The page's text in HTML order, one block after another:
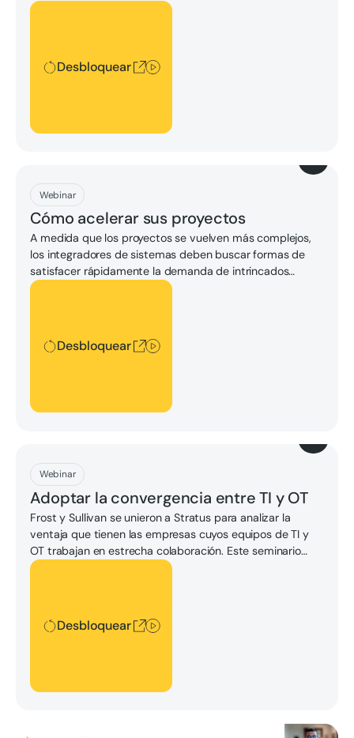
hablar sobre cómo la computación periférica ayuda a los
costes y ciberseguridad.
Desbloquear
Desbloquear
Webinar
Cómo acelerar sus proyectos
A medida que los proyectos se vuelven más complejos,
los integradores de sistemas deben buscar formas de
satisfacer rápidamente la demanda de intrincados
proyectos de digitalización. Vea este seminario web bajo
enfrentan los sistemas de inteligencia artificial.
Desbloquear
Desbloquear
Descargar
Webinar
Adoptar la convergencia entre TI y OT
Frost y Sullivan se unieron a Stratus para analizar la
ventaja que tienen las empresas cuyos equipos de TI y
OT trabajan en estrecha colaboración. Este seminario
web explora cómo la TI y la OT evolucionan juntas y cómo
Desbloquear
Desbloquear
Descargar